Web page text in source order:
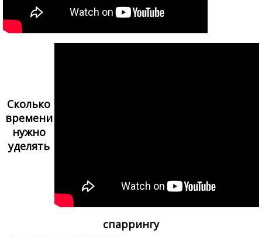
Сколько
времени
нужно
уделять
спаррингу